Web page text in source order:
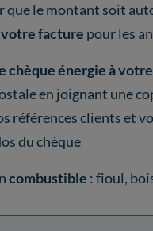
que le montant soit
facture pour les
chèque énergie à votre
en joignant une
références clients et
du chèque
combustible : fioul,